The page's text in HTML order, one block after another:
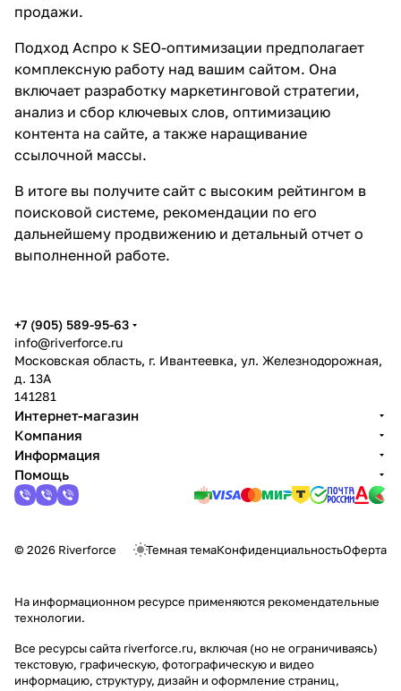
продажи.
Подход Аспро к SEO-оптимизации предполагает
комплексную работу над вашим сайтом. Она
включает разработку маркетинговой стратегии,
анализ и сбор ключевых слов, оптимизацию
контента на сайте, а также наращивание
ссылочной массы.
В итоге вы получите сайт с высоким рейтингом в
поисковой системе, рекомендации по его
дальнейшему продвижению и детальный отчет о
выполненной работе.
+7 (905) 589-95-63
info@riverforce.ru
Московская область, г. Ивантеевка, ул. Железнодорожная,
д. 13А
141281
Интернет-магазин
Компания
Информация
Помощь
© 2026 Riverforce Темная темаКонфиденциальностьОферта
На информационном ресурсе применяются рекомендательные
технологии.
Все ресурсы сайта riverforce.ru, включая (но не ограничиваясь)
текстовую, графическую, фотографическую и видео
информацию, структуру, дизайн и оформление страниц,